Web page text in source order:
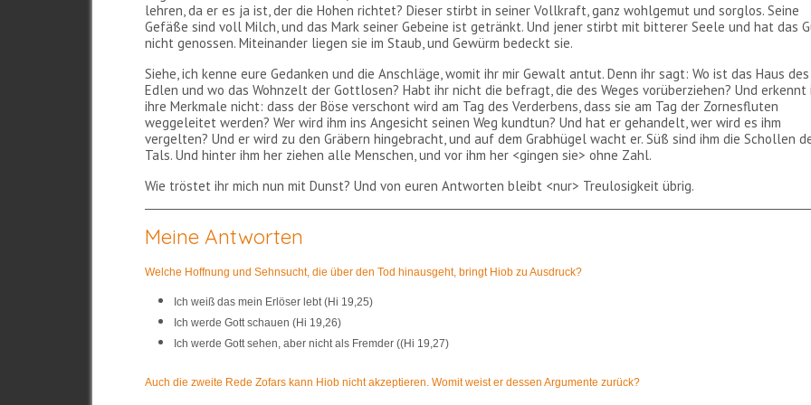
lehren, da er es ja ist, der die Hohen richtet? Dieser stirbt in seiner Vollkraft, ganz wohlgemut und sorglos. Seine
Gefäße sind voll Milch, und das Mark seiner Gebeine ist getränkt. Und jener stirbt mit bitterer Seele und hat das
nicht genossen. Miteinander liegen sie im Staub, und Gewürm bedeckt sie.
Siehe, ich kenne eure Gedanken und die Anschläge, womit ihr mir Gewalt antut. Denn ihr sagt: Wo ist das Haus des
Edlen und wo das Wohnzelt der Gottlosen? Habt ihr nicht die befragt, die des Weges vorüberziehen? Und erkennt
ihre Merkmale nicht: dass der Böse verschont wird am Tag des Verderbens, dass sie am Tag der Zornesfluten
weggeleitet werden? Wer wird ihm ins Angesicht seinen Weg kundtun? Und hat er gehandelt, wer wird es ihm
vergelten? Und er wird zu den Gräbern hingebracht, und auf dem Grabhügel wacht er. Süß sind ihm die Schollen
Tals. Und hinter ihm her ziehen alle Menschen, und vor ihm her <gingen sie> ohne Zahl.
Wie tröstet ihr mich nun mit Dunst? Und von euren Antworten bleibt <nur> Treulosigkeit übrig.
Meine Antworten
Welche Hoffnung und Sehnsucht, die über den Tod hinausgeht, bringt Hiob zu Ausdruck?
Ich weiß das mein Erlöser lebt (Hi 19,25)
Ich werde Gott schauen (Hi 19,26)
Ich werde Gott sehen, aber nicht als Fremder ((Hi 19,27)
Auch die zweite Rede Zofars kann Hiob nicht akzeptieren. Womit weist er dessen Argumente zurück?